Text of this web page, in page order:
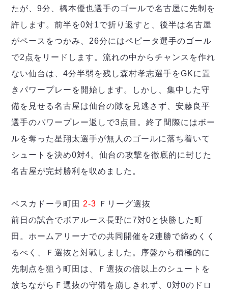
たが、9分、橋本優也選手のゴールで名古屋に先制を
許します。前半を0対1で折り返すと、後半は名古屋
がペースをつかみ、26分にはペピータ選手のゴール
で2点をリードします。流れの中からチャンスを作れ
ない仙台は、4分半弱を残し森村孝志選手をGKに置
きパワープレーを開始します。しかし、集中した守
備を見せる名古屋は仙台の隙を見逃さず、安藤良平
選手のパワープレー返しで3点目。終了間際にはボー
ルを奪った星翔太選手が無人のゴールに落ち着いて
シュートを決め0対4。仙台の攻撃を徹底的に封じた
名古屋が完封勝利を収めました。
ペスカドーラ町田 2-3 Ｆリーグ選抜
前日の試合でボアルース長野に7対0と快勝した町
田。ホームアリーナでの共同開催を2連勝で締めくく
るべく、Ｆ選抜と対戦しました。序盤から積極的に
先制点を狙う町田は、Ｆ選抜の倍以上のシュートを
放ちながらＦ選抜の守備を崩しきれず、0対0のドロ